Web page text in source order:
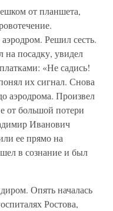
от планшета,
Решил сесть.
посадку, увидел
«Не садись!
их сигнал. Снова
аэродрома. Произвел
от большой потери
Иванович
ее прямо на
в сознание и был
Опять началась
Ростова,